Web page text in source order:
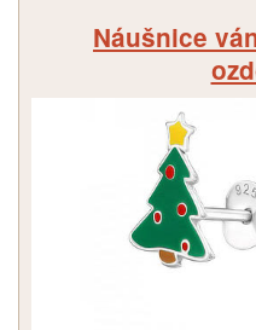
Náušnice